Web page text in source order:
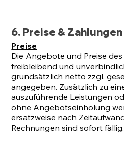
6. Preise & Zahlungen
Preise
Die Angebote und Preise
freibleibend und
grundsätzlich netto zzgl.
angegeben. Zusätzlich zu
auszuführende Leistungen
ohne Angebotseinholung
ersatzweise nach
Rechnungen sind sofort fällig.